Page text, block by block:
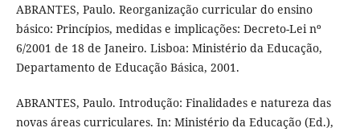
ABRANTES, Paulo. Reorganização curricular do ensino
básico: Princípios, medidas e implicações: Decreto-Lei nº
6/2001 de 18 de Janeiro. Lisboa: Ministério da Educação,
Departamento de Educação Básica, 2001.
ABRANTES, Paulo. Introdução: Finalidades e natureza das
novas áreas curriculares. In: Ministério da Educação (Ed.),